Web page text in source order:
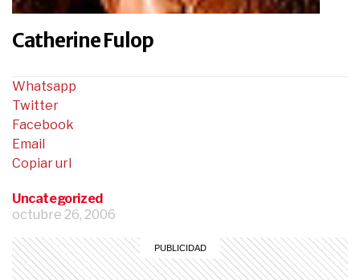
Catherine Fulop
Uncategorized
octubre 26, 2006
Whatsapp
Twitter
Facebook
Email
Copiar url